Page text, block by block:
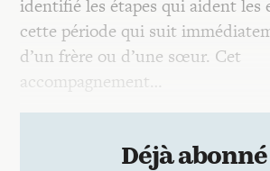
identifié les étapes qui aident les
cette période qui suit
d’un frère ou d’une sœur. Cet
accompagnement…
Déjà abonné